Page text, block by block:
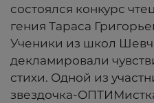
состоялся конкурс
гения Тараса
Ученики из школ
декламировали
стихи. Одной из
звездочка-